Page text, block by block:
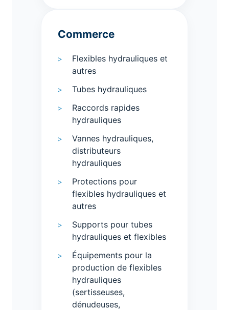
Commerce
Flexibles hydrauliques et
autres
Tubes hydrauliques
Raccords rapides
hydrauliques
Vannes hydrauliques,
distributeurs
hydrauliques
Protections pour
flexibles hydrauliques et
autres
Supports pour tubes
hydrauliques et flexibles
Équipements pour la
production de flexibles
hydrauliques
(sertisseuses,
dénudeuses,